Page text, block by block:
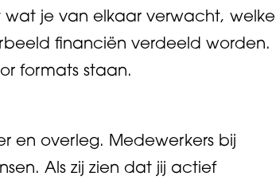
je van elkaar verwacht, welke
financiën verdeeld worden.
formats staan.
en overleg. Medewerkers bij
Als zij zien dat jij actief